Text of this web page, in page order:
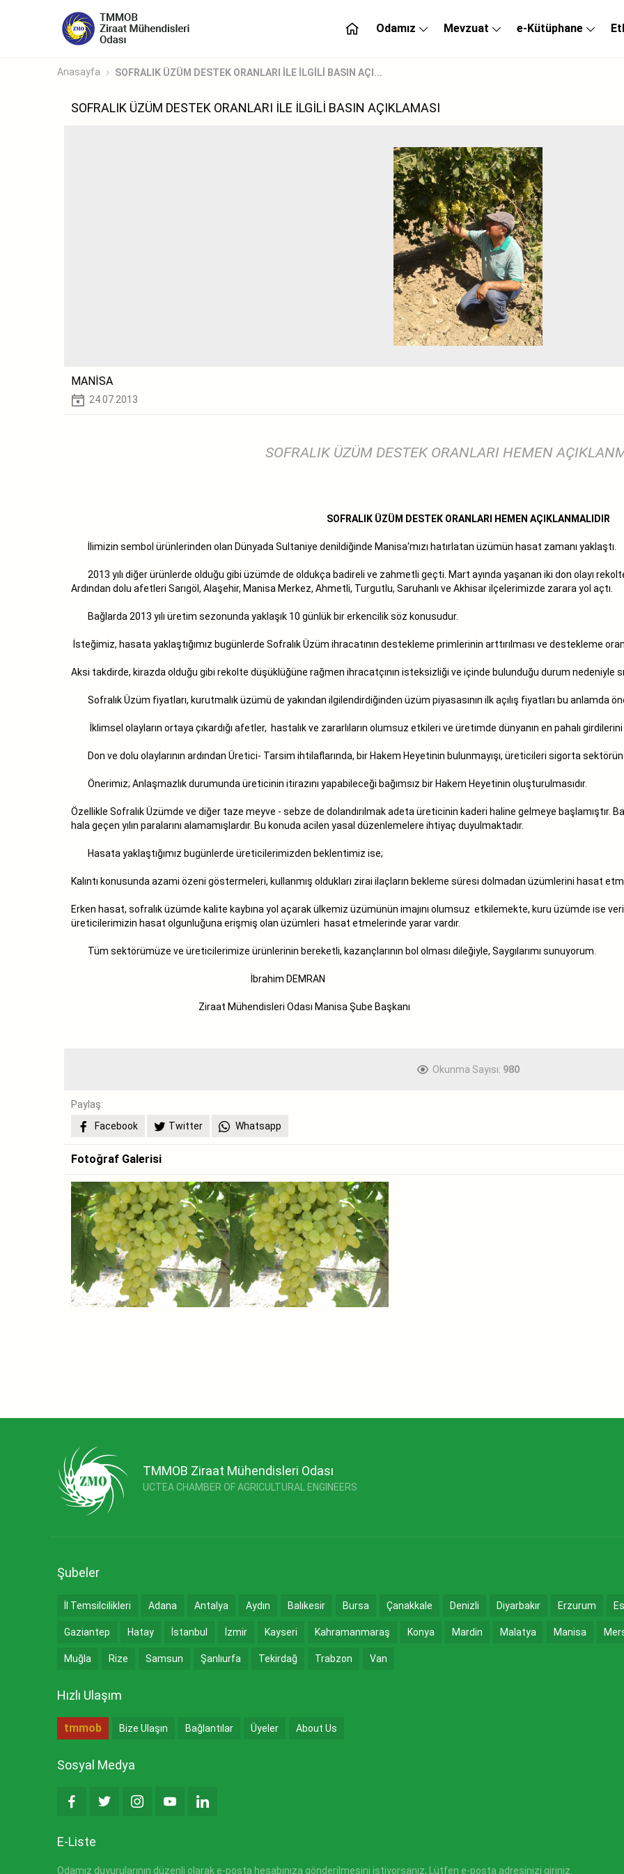
Odamız Mevzuat e-Kütüphane
Anasayfa SOFRALIK ÜZÜM DESTEK ORANLARI İLE İLGİLİ BASIN AÇI...
SOFRALIK ÜZÜM DESTEK ORANLARI İLE İLGİLİ BASIN AÇIKLAMASI
MANİSA
24.07.2013
SOFRALIK ÜZÜM DESTEK ORANLARI HEMEN
SOFRALIK ÜZÜM DESTEK ORANLARI HEMEN AÇIKLANMALIDIR
İlimizin sembol ürünlerinden olan Dünyada Sultaniye denildiğinde Manisa‘mızı hatırlatan üzümün hasat zamanı yaklaştı.
2013 yılı diğer ürünlerde olduğu gibi üzümde de oldukça badireli ve zahmetli geçti. Mart ayında yaşanan iki don olayı
Ardından dolu afetleri Sarıgöl, Alaşehir, Manisa Merkez, Ahmetli, Turgutlu, Saruhanlı ve Akhisar ilçelerimizde zarara yol açtı.
Bağlarda 2013 yılı üretim sezonunda yaklaşık 10 günlük bir erkencilik söz konusudur.
İsteğimiz, hasata yaklaştığımız bugünlerde Sofralık Üzüm ihracatının destekleme primlerinin arttırılması ve destekleme
Aksi takdirde, kirazda olduğu gibi rekolte düşüklüğüne rağmen ihracatçının isteksizliği ve içinde bulunduğu durum nedeniyle
Sofralık Üzüm fiyatları, kurutmalık üzümü de yakından ilgilendirdiğinden üzüm piyasasının ilk açılış fiyatları bu anlamda
İklimsel olayların ortaya çıkardığı afetler, hastalık ve zararlıların olumsuz etkileri ve üretimde dünyanın en pahalı
Don ve dolu olaylarının ardından Üretici- Tarsim ihtilaflarında, bir Hakem Heyetinin bulunmayışı, üreticileri sigorta
Önerimiz; Anlaşmazlık durumunda üreticinin itirazını yapabileceği bağımsız bir Hakem Heyetinin oluşturulmasıdır.
Özellikle Sofralık Üzümde ve diğer taze meyve - sebze de dolandırılmak adeta üreticinin kaderi haline gelmeye başlamıştır.
hala geçen yılın paralarını alamamışlardır. Bu konuda acilen yasal düzenlemelere ihtiyaç duyulmaktadır.
Hasata yaklaştığımız bugünlerde üreticilerimizden beklentimiz ise;
Kalıntı konusunda azami özeni göstermeleri, kullanmış oldukları zirai ilaçların bekleme süresi dolmadan üzümlerini hasat
Erken hasat, sofralık üzümde kalite kaybına yol açarak ülkemiz üzümünün imajını olumsuz etkilemekte, kuru üzümde ise
üreticilerimizin hasat olgunluğuna erişmiş olan üzümleri hasat etmelerinde yarar vardır.
Tüm sektörümüze ve üreticilerimize ürünlerinin bereketli, kazançlarının bol olması dileğiyle,
İbrahim DEMRAN
Ziraat Mühendisleri Odası Manisa Şube Başkanı
Okunma Sayısı: 980
Paylaş:
Facebook
Twitter Whatsapp
Fotoğraf Galerisi
TMMOB Ziraat Mühendisleri Odası
UCTEA CHAMBER OF AGRICULTURAL ENGINEERS
Şubeler
İl Temsilcilikleri Adana Antalya Aydın Balıkesir Bursa Çanakkale Denizli Diyarbakır Erzurum
Gaziantep Hatay İstanbul İzmir Kayseri Kahramanmaraş Konya Mardin Malatya Manisa
Muğla Rize Samsun Şanlıurfa Tekirdağ Trabzon Van
Hızlı Ulaşım
tmmob Bize Ulaşın Bağlantılar Üyeler About Us
Sosyal Medya
E-Liste
Odamız duyurularının düzenli olarak e-posta hesabınıza gönderilmesini istiyorsanız; Lütfen e-posta adresinizi giriniz.